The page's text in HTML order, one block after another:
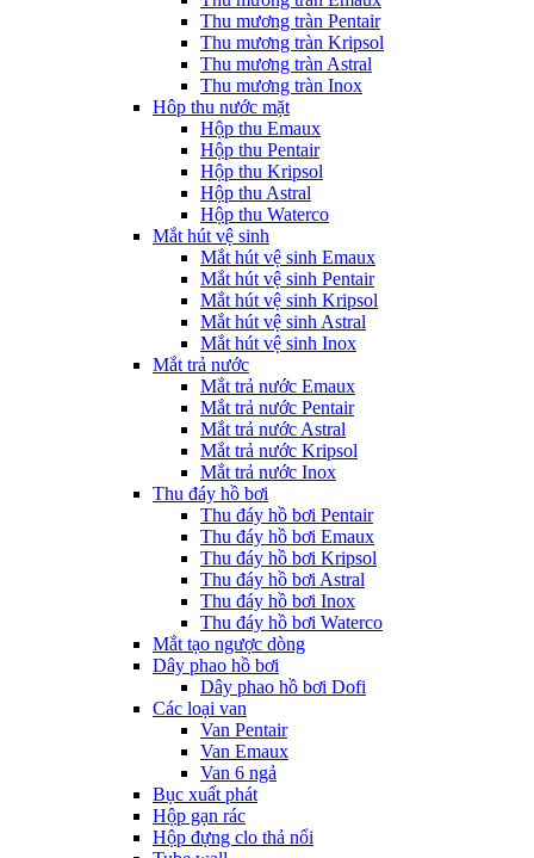
Thu mương tràn Pentair
Thu mương tràn Kripsol
Thu mương tràn Astral
Thu mương tràn Inox
Hôp thu nước mặt
Hộp thu Emaux
Hộp thu Pentair
Hộp thu Kripsol
Hộp thu Astral
Hộp thu Waterco
Mắt hút vệ sinh
Mắt hút vệ sinh Emaux
Mắt hút vệ sinh Pentair
Mắt hút vệ sinh Kripsol
Mắt hút vệ sinh Astral
Mắt hút vệ sinh Inox
Mắt trả nước
Mắt trả nước Emaux
Mắt trả nước Pentair
Mắt trả nước Astral
Mắt trả nước Kripsol
Mắt trả nước Inox
Thu đáy hồ bơi
Thu đáy hồ bơi Pentair
Thu đáy hồ bơi Emaux
Thu đáy hồ bơi Kripsol
Thu đáy hồ bơi Astral
Thu đáy hồ bơi Inox
Thu đáy hồ bơi Waterco
Mắt tạo ngược dòng
Dây phao hồ bơi
Dây phao hồ bơi Dofi
Các loại van
Van Pentair
Van Emaux
Van 6 ngả
Bục xuất phát
Hộp gạn rác
Hộp đựng clo thả nổi